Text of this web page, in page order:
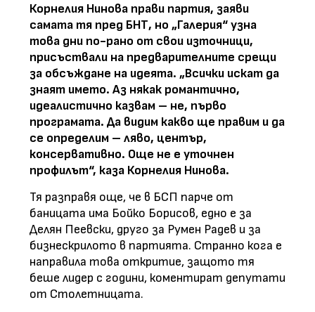
Корнелия Нинова прави партия, заяви
самата тя пред БНТ, но „Галерия“ узна
това дни по-рано от свои източници,
присъствали на предварителните срещи
за обсъждане на идеята. „Всички искат да
знаят името. Аз някак романтично,
идеалистично казвам – не, първо
програмата. Да видим какво ще правим и да
се определим – ляво, център,
консервативно. Още не е уточнен
профилът“, каза Корнелия Нинова.
Тя разправя още, че в БСП парче от
баницата има Бойко Борисов, едно е за
Делян Пеевски, друго за Румен Радев и за
бизнескрилото в партията. Странно кога е
направила това откритие, защото тя
беше лидер с години, коментират депутати
от Столетницата.